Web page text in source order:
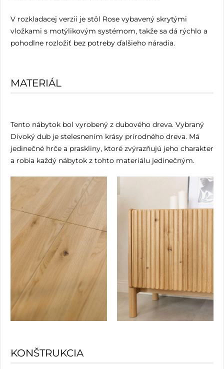
V rozkladacej verzii je stôl Rose vybavený skrytými
vložkami s motýlikovým systémom, takže sa dá rýchlo a
pohodlne rozložiť bez potreby ďalšieho náradia.
MATERIÁL
Tento nábytok bol vyrobený z dubového dreva. Vybraný
Divoký dub je stelesnením krásy prírodného dreva. Má
jedinečné hrče a praskliny, ktoré zvýrazňujú jeho charakter
a robia každý nábytok z tohto materiálu jedinečným.
KONŠTRUKCIA